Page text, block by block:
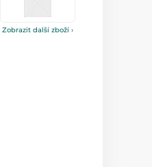
Zobrazit další zboží ›